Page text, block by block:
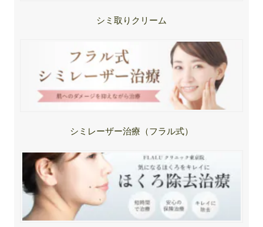
シミ取りクリーム
シミレーザー治療（フラル式）